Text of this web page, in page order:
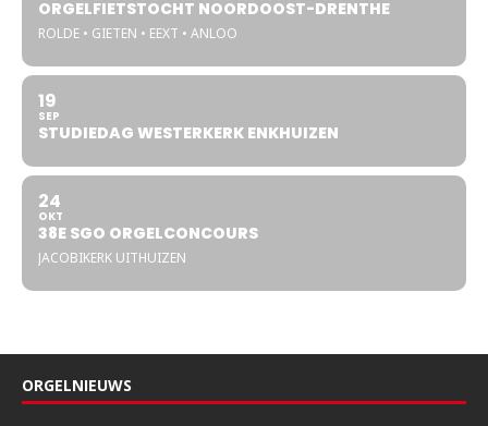
ORGELFIETSTOCHT NOORDOOST-DRENTHE
ROLDE • GIETEN • EEXT • ANLOO
19
SEP
STUDIEDAG WESTERKERK ENKHUIZEN
24
OKT
38E SGO ORGELCONCOURS
JACOBIKERK UITHUIZEN
ORGELNIEUWS